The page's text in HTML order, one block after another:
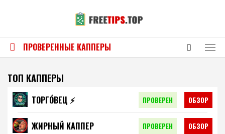
ПРОВЕРЕННЫЕ КАППЕРЫ
ТОП КАППЕРЫ
ТОРГО́ВЕЦ ⚡️ ПРОВЕРЕН ОБЗОР
ЖИРНЫЙ КАППЕР ПРОВЕРЕН ОБЗОР